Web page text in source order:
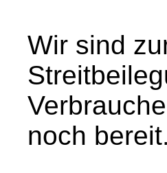
Wir sind
noch bereit.